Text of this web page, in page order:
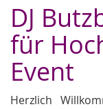
DJ
für
Event
Herzlich